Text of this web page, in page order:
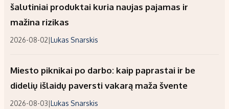
šalutiniai produktai kuria naujas pajamas ir
mažina rizikas
2026-08-02|Lukas Snarskis
Miesto piknikai po darbo: kaip paprastai ir be
didelių išlaidų paversti vakarą maža švente
2026-08-03|Lukas Snarskis